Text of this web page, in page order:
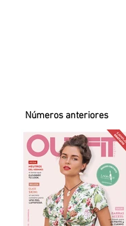
Números anteriores